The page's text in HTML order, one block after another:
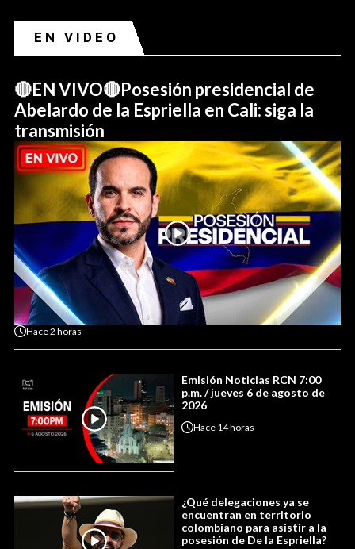
EN VIDEO
🔴EN VIVO🔴Posesión presidencial de
Abelardo de la Espriella en Cali: siga la
transmisión
Hace2 horas
Emisión Noticias RCN 7:00
p.m. / jueves 6 de agosto de
2026
Hace 14 horas
¿Qué delegaciones ya se
encuentran en territorio
colombiano para asistir a la
posesión de De la Espriella?